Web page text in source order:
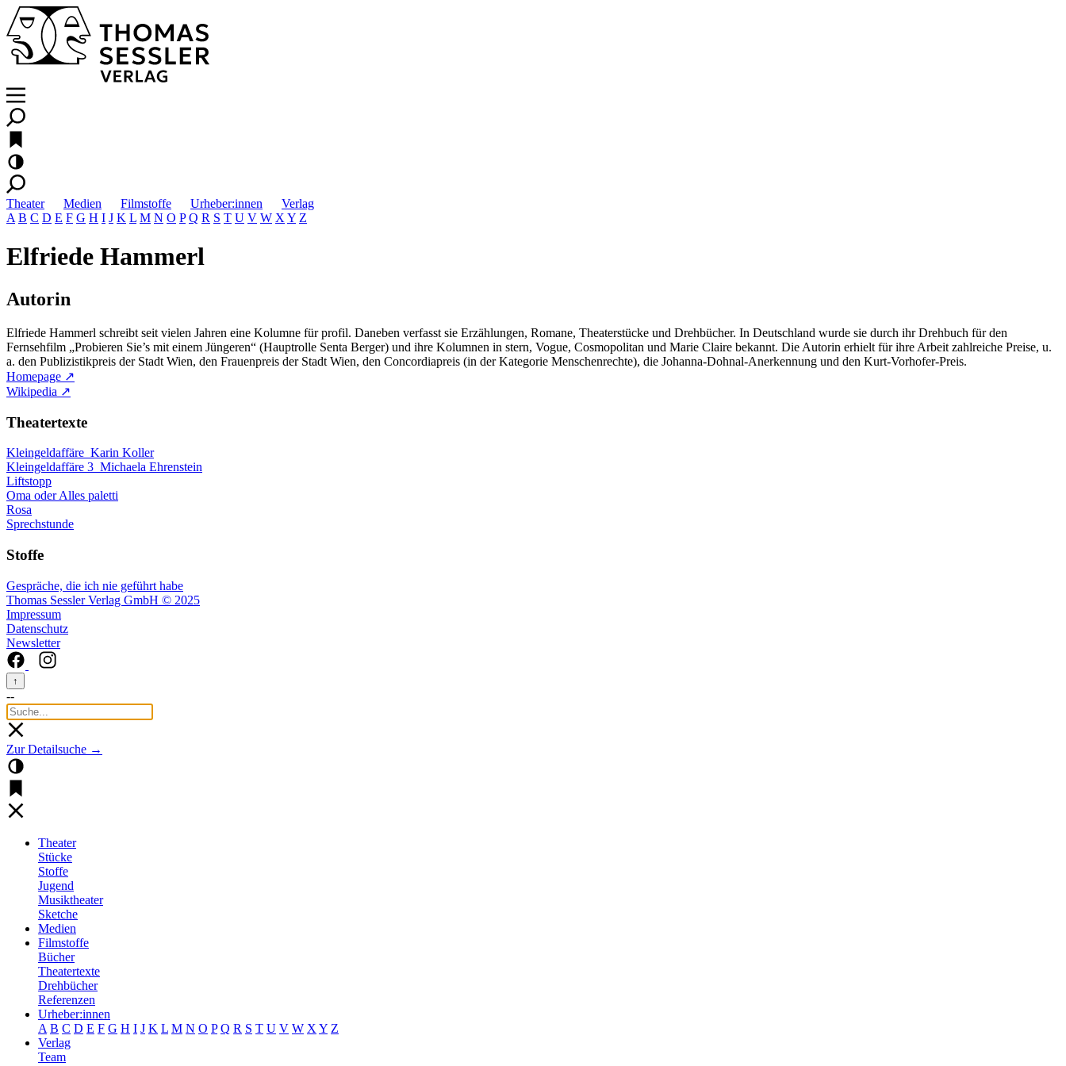
Theater Medien Filmstoffe Urheber:innen
Verlag
A B C D E F G H I J K L M N O P Q R S T U V W X Y Z
Elfriede Hammerl
Autorin
Elfriede Hammerl schreibt seit vielen Jahren eine Kolumne für profil. Daneben verfasst sie Erzählungen, Romane, Theaterstücke und Drehbücher. In Deutschland wurde sie durch ihr Drehbuch für den
Fernsehfilm „Probieren Sie’s mit einem Jüngeren“ (Hauptrolle Senta Berger) und ihre Kolumnen in stern, Vogue, Cosmopolitan und Marie Claire bekannt. Die Autorin erhielt für ihre Arbeit zahlreiche Preise, u.
a. den Publizistikpreis der Stadt Wien, den Frauenpreis der Stadt Wien, den Concordiapreis (in der Kategorie Menschenrechte), die Johanna-Dohnal-Anerkennung und den Kurt-Vorhofer-Preis.
Homepage ↗
Wikipedia ↗
Theatertexte
Kleingeldaffäre Karin Koller
Kleingeldaffäre 3 Michaela Ehrenstein
Liftstopp
Oma oder Alles paletti
Rosa
Sprechstunde
Stoffe
Gespräche, die ich nie geführt habe
Thomas Sessler Verlag GmbH © 2025
Impressum
Datenschutz
Newsletter
↑
--
Zur Detailsuche →
Theater
Stücke
Stoffe
Jugend
Musiktheater
Sketche
Medien
Filmstoffe
Bücher
Theatertexte
Drehbücher
Referenzen
Urheber:innen
A B C D E F G H I J K L M N O P Q R S T U V W X Y Z
Verlag
Team